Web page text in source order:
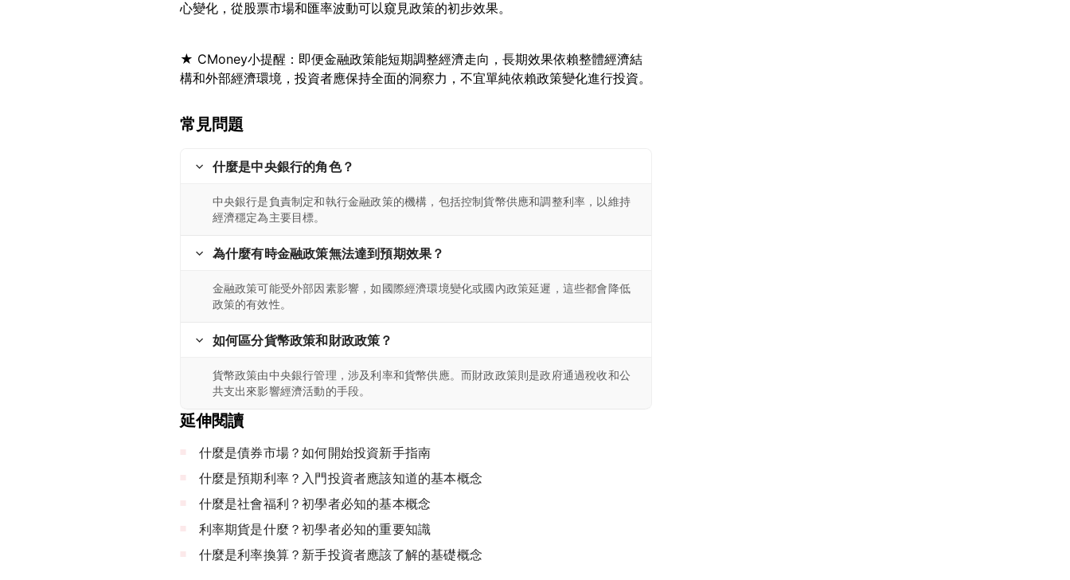
★ CMoney小提醒：即便金融政策能短期調整經濟走向，長期效果依賴整體經濟結
常見問題
什麼是中央銀行的角色？
中央銀行是負責制定和執行金融政策的機構，包括控制貨幣供應和調整利率，以維持
經濟穩定為主要目標。
為什麼有時金融政策無法達到預期效果？
金融政策可能受外部因素影響，如國際經濟環境變化或國內政策延遲，這些都會降低
政策的有效性。
如何區分貨幣政策和財政政策？
貨幣政策由中央銀行管理，涉及利率和貨幣供應。而財政政策則是政府通過稅收和公
共支出來影響經濟活動的手段。
延伸閱讀
什麼是債券市場？如何開始投資新手指南
什麼是預期利率？入門投資者應該知道的基本概念
什麼是社會福利？初學者必知的基本概念
利率期貨是什麼？初學者必知的重要知識
什麼是利率換算？新手投資者應該了解的基礎概念